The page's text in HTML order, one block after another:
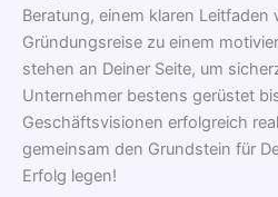
Beratung, einem klaren Leitfaden
Gründungsreise zu einem
stehen an Deiner Seite, um
Unternehmer bestens gerüstet
Geschäftsvisionen erfolgreich
gemeinsam den Grundstein für
Erfolg legen!